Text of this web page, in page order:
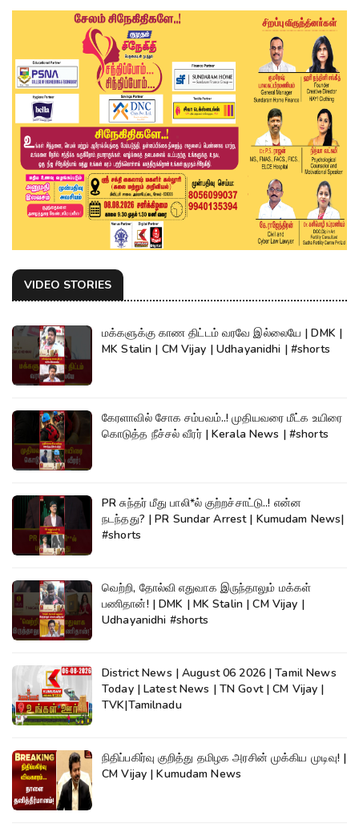
VIDEO STORIES
மக்களுக்கு காண திட்டம் வரவே இல்லையே | DMK |
MK Stalin | CM Vijay | Udhayanidhi | #shorts
கேரளாவில் சோக சம்பவம்..! முதியவரை மீட்க உயிரை
கொடுத்த நீச்சல் வீரர் | Kerala News | #shorts
PR சுந்தர் மீது பாலி*ல் குற்றச்சாட்டு..! என்ன
நடந்தது? | PR Sundar Arrest | Kumudam News|
#shorts
வெற்றி, தோல்வி எதுவாக இருந்தாலும் மக்கள்
பணிதான்! | DMK | MK Stalin | CM Vijay |
Udhayanidhi #shorts
District News | August 06 2026 | Tamil News
Today | Latest News | TN Govt | CM Vijay |
TVK|Tamilnadu
நிதிப்பகிர்வு குறித்து தமிழக அரசின் முக்கிய முடிவு! |
CM Vijay | Kumudam News